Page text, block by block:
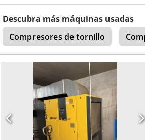
Descubra más máquinas usadas
Compresores de tornillo